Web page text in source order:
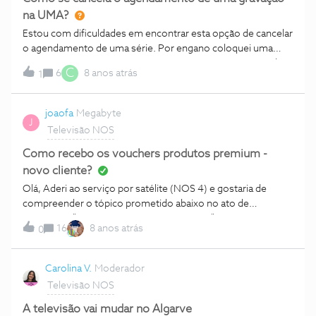
na UMA?
Estou com dificuldades em encontrar esta opção de cancelar
o agendamento de uma série. Por engano coloquei uma
série a gravar, mas agora não consigo remover os episódios
semanais do agendamento das gravações. Mesmo que
apague a série das gravações, o agendamento permanece,
nem tão pouco consigo encontrar a opção de cancelar o
agendamento. Alguém sabe como se resolve este
problema?
1 6 C 8 anos atrás
J
joaofa Megabyte
Televisão NOS
Como recebo os vouchers produtos premium -
novo cliente?
Olá, Aderi ao serviço por satélite (NOS 4) e gostaria de
compreender o tópico prometido abaixo no ato de
assinatura: "até €97,50 em canais premium" Como isto é
fornecido, por meio de algum voucher? Tambem não recebi
acesso ao "N PLAY" conforme consta na adesao pelo
0 16 8 anos atrás
Carolina V. Moderador
Televisão NOS
A televisão vai mudar no Algarve